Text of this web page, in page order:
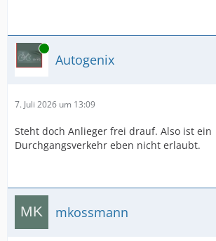
Online
Autogenix
7. Juli 2026 um 13:09
Steht doch Anlieger frei drauf. Also ist ein
Durchgangsverkehr eben nicht erlaubt.
mkossmann